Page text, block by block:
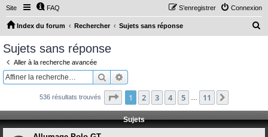
Site FAQ Connexion
S’enregistrer
Index du forum Rechercher Sujets sans réponse
c
h
Sujets sans réponse
Aller à la recherche avancée
Rechercher
536 résultats trouvés Page 1sur11
1 2 3 4 5 11
Sujets